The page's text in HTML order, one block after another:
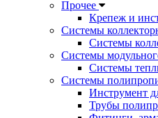
Прочее
Крепеж и
Системы
Системы
Системы
Системы
Системы
Инструмент
Трубы